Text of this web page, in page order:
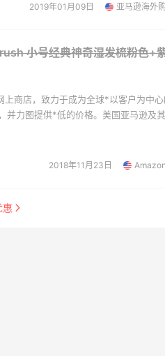
2019年01月09日 亚马逊海外购
小号经典神奇湿发梳粉色+
商店，致力于成为全球*以客户为中
并力图提供*低的价格。美国亚马逊及
2018年11月23日 Amazon
惠